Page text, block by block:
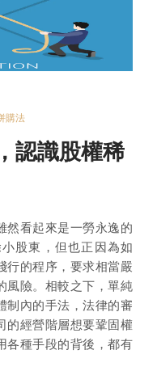
購法
認識股權稀
然看起來是一勞永逸的
股東，但也正因為如
行的程序，要求相當嚴
風險。相較之下，單純
制內的手法，法律的審
的經營階層想要鞏固權
各種手段的背後，都有